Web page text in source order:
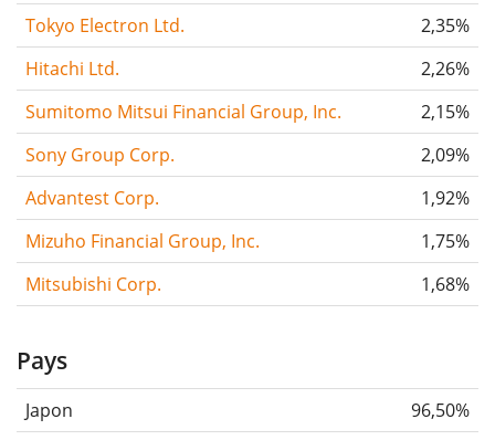
Tokyo Electron Ltd.
2,35%
Hitachi Ltd.
2,26%
Sumitomo Mitsui Financial Group, Inc.
2,15%
Sony Group Corp.
2,09%
Advantest Corp.
1,92%
Mizuho Financial Group, Inc.
1,75%
Mitsubishi Corp.
1,68%
Pays
Japon
96,50%